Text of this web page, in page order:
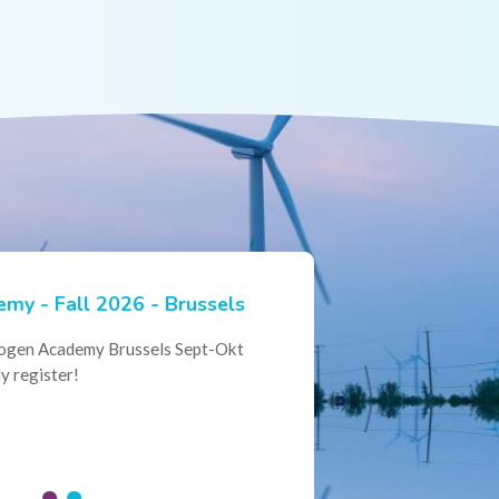
- Fall 2026 - Brussels
Academy Brussels Sept-Okt
register!
Hydrogen Expertise -
Collaboration